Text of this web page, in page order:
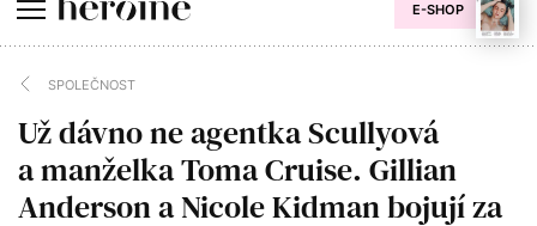
E-SHOP
SPOLEČNOST
Už dávno ne agentka Scullyová
a manželka Toma Cruise. Gillian
Anderson a Nicole Kidman bojují za